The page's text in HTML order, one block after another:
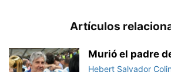
Artículos
Murió el padre
Hebert Salvador